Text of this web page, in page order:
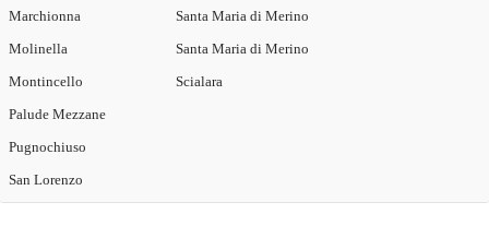
Marchionna
Molinella
Montincello
Palude Mezzane
Pugnochiuso
San Lorenzo
Santa Maria di Merino
Santa Maria di Merino
Scialara